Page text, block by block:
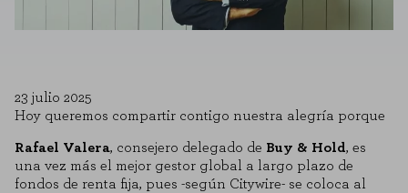
23 julio 2025
Hoy queremos compartir contigo nuestra alegría porque
Rafael Valera, consejero delegado de Buy & Hold, es
una vez más el mejor gestor global a largo plazo de
fondos de renta fija, pues -según Citywire- se coloca al